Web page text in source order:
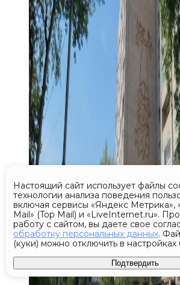
Настоящий сайт использует файлы
технологии анализа поведения
включая сервисы «Яндекс Метрика»,
Mail» (Top Mail) и «LiveInternet.ru».
работу с сайтом, вы даете свое
обработку персональных данных.
(куки) можно отключить в настройках
Подтвердить